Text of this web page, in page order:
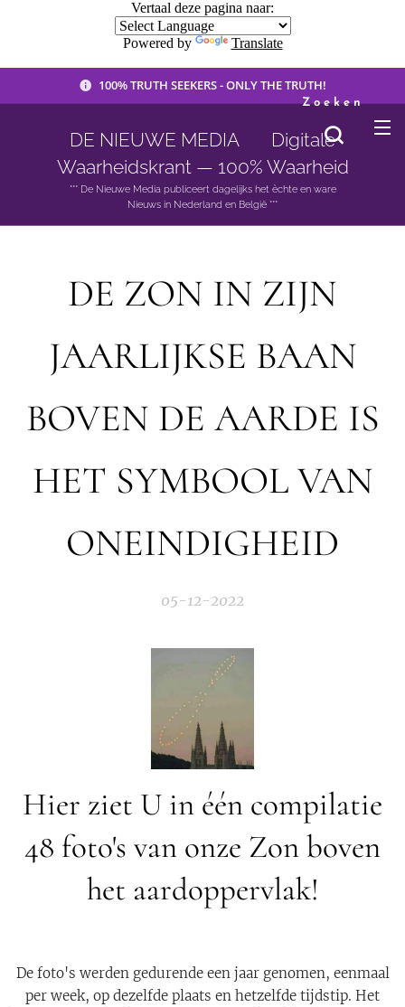
Vertaal deze pagina naar:
Powered by Translate
100% TRUTH SEEKERS - ONLY THE TRUTH!
DE NIEUWE MEDIA 🟣 Digitale
Waarheidskrant — 100% Waarheid
*** De Nieuwe Media publiceert dagelijks het èchte en ware
Nieuws in Nederland en België ***
Zoeken
DE ZON IN ZIJN
JAARLIJKSE BAAN
BOVEN DE AARDE IS
HET SYMBOOL VAN
ONEINDIGHEID
05-12-2022
Hier ziet U in één compilatie
48 foto's van onze Zon boven
het aardoppervlak!
De foto's werden gedurende een jaar genomen, eenmaal
per week, op dezelfde plaats en hetzelfde tijdstip. Het